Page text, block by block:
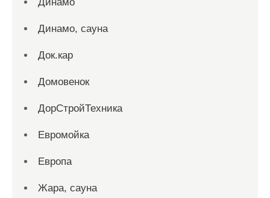
Динамо, сауна
Док.кар
Домовенок
ДорСтройТехника
Евромойка
Европа
Жара, сауна